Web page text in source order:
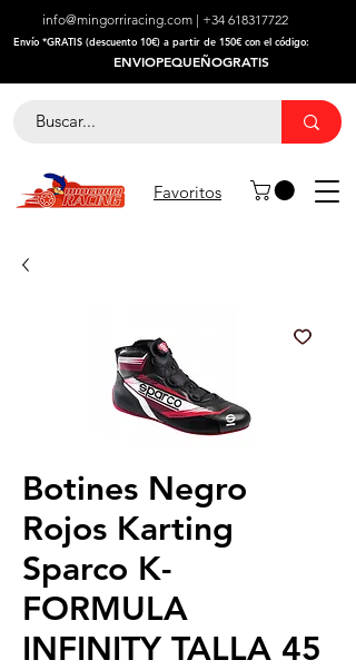
info@mingorriracing.com | +34 618317722
​Envío *GRATIS (descuento 10€) a partir de 150€ con el código:
ENVIOPEQUEÑOGRATIS
Favoritos
Botines Negro
Rojos Karting
Sparco K-
FORMULA
INFINITY TALLA 45